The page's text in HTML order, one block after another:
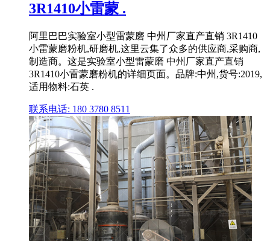
3R1410小雷蒙 .
阿里巴巴实验室小型雷蒙磨 中州厂家直产直销 3R1410
小雷蒙磨粉机,研磨机,这里云集了众多的供应商,采购商,
制造商。这是实验室小型雷蒙磨 中州厂家直产直销
3R1410小雷蒙磨粉机的详细页面。品牌:中州,货号:2019,
适用物料:石英 .
联系电话: 180 3780 8511